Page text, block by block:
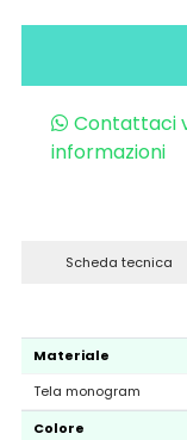
Contattaci
informazioni
Scheda tecnica
Materiale
Tela monogram
Colore